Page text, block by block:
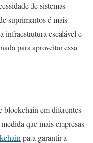
de sistemas
suprimentos é mais
infraestrutura escalável e
para aproveitar essa
blockchain em diferentes
que mais empresas
para garantir a